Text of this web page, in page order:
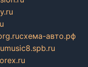
схема-авто.рф
music8.spb.ru